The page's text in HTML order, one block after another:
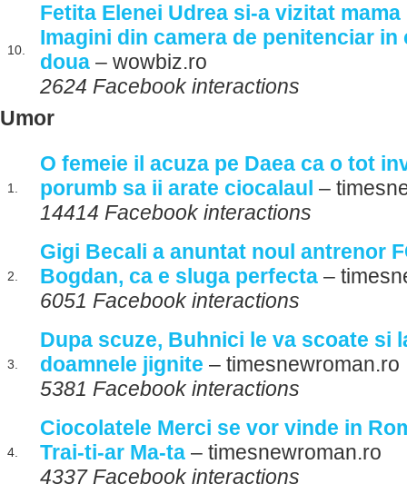
10.
Fetita Elenei Udrea si-a vizitat
Imagini din camera de penitenciar in
doua – wowbiz.ro
2624 Facebook interactions
Umor
1.
O femeie il acuza pe Daea ca o tot
porumb sa ii arate ciocalaul –
14414 Facebook interactions
2.
Gigi Becali a anuntat noul antrenor
Bogdan, ca e sluga perfecta –
6051 Facebook interactions
3.
Dupa scuze, Buhnici le va scoate si
doamnele jignite – timesnewroman.ro
5381 Facebook interactions
4.
Ciocolatele Merci se vor vinde in
Trai-ti-ar Ma-ta – timesnewroman.ro
4337 Facebook interactions